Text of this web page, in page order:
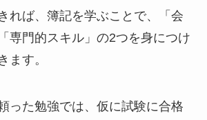
れば、簿記を学ぶことで、
「会
「専門的スキル」 の2つを身につけ
ます。
った勉強では、仮に試験に合格